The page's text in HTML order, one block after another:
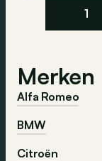
1
Merken
Alfa Romeo
BMW
Citroën